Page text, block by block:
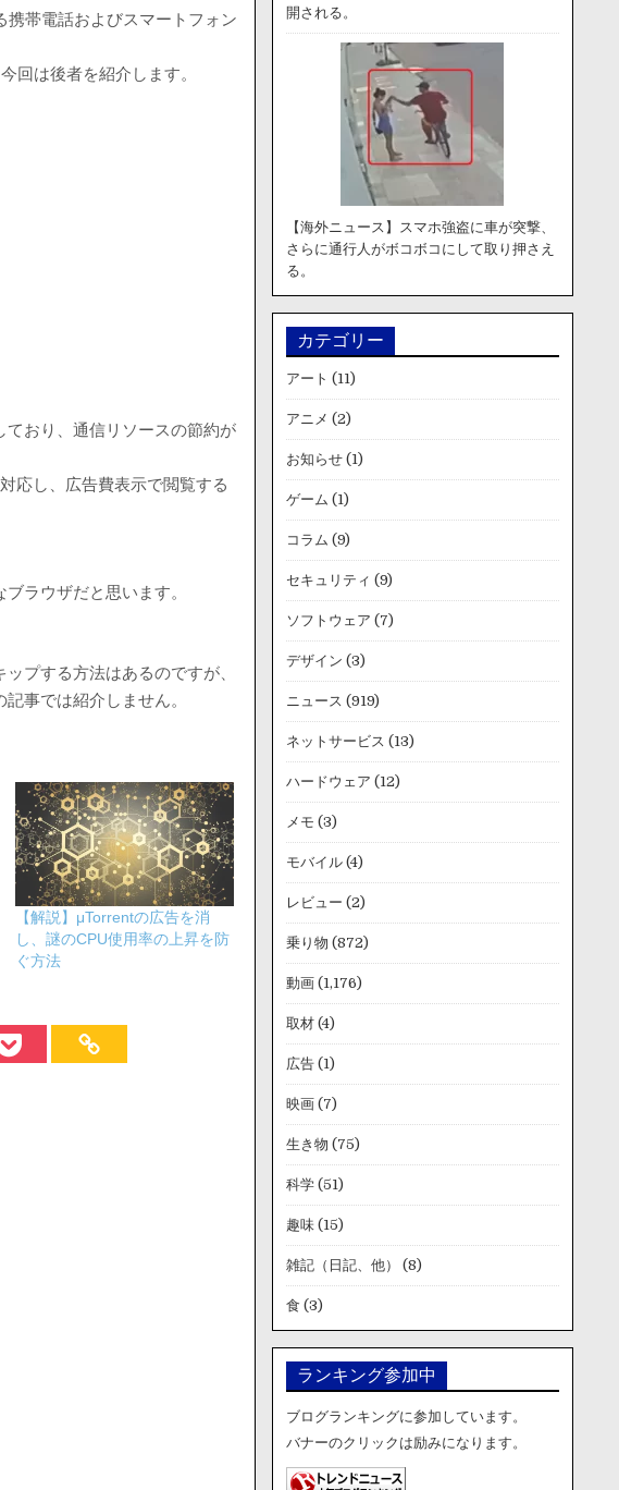
携帯電話およびスマートフォン
回は後者を紹介します。
ており、通信リソースの節約が
応し、広告費表示で閲覧する
ラウザだと思います。
プする方法はあるのですが、
事では紹介しません。
【解説】μTorrentの広告を消
し、謎のCPU使用率の上昇を防
ぐ方法
開される。
【海外ニュース】スマホ強盗に車が突撃、
さらに通行人がボコボコにして取り押さえ
る。
カテゴリー
アート (11)
アニメ (2)
お知らせ(1)
ゲーム (1)
コラム (9)
セキュリティ (9)
ソフトウェア (7)
デザイン (3)
ニュース (919)
ネットサービス (13)
ハードウェア (12)
メモ (3)
モバイル(4)
レビュー (2)
乗り物 (872)
動画(1,176)
取材(4)
広告(1)
映画(7)
生き物 (75)
科学(51)
趣味(15)
雑記（日記、他） (8)
食 (3)
ランキング参加中
ブログランキングに参加しています。
バナーのクリックは励みになります。